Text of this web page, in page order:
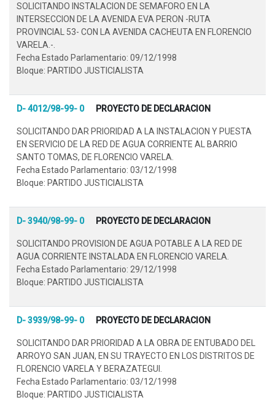
SOLICITANDO INSTALACION DE SEMAFORO EN LA
INTERSECCION DE LA AVENIDA EVA PERON -RUTA
PROVINCIAL 53- CON LA AVENIDA CACHEUTA EN FLORENCIO
VARELA.-.
Fecha Estado Parlamentario: 09/12/1998
Bloque: PARTIDO JUSTICIALISTA
D- 4012/98-99- 0 PROYECTO DE DECLARACION
SOLICITANDO DAR PRIORIDAD A LA INSTALACION Y PUESTA
EN SERVICIO DE LA RED DE AGUA CORRIENTE AL BARRIO
SANTO TOMAS, DE FLORENCIO VARELA.
Fecha Estado Parlamentario: 03/12/1998
Bloque: PARTIDO JUSTICIALISTA
D- 3940/98-99- 0 PROYECTO DE DECLARACION
SOLICITANDO PROVISION DE AGUA POTABLE A LA RED DE
AGUA CORRIENTE INSTALADA EN FLORENCIO VARELA.
Fecha Estado Parlamentario: 29/12/1998
Bloque: PARTIDO JUSTICIALISTA
D- 3939/98-99- 0 PROYECTO DE DECLARACION
SOLICITANDO DAR PRIORIDAD A LA OBRA DE ENTUBADO DEL
ARROYO SAN JUAN, EN SU TRAYECTO EN LOS DISTRITOS DE
FLORENCIO VARELA Y BERAZATEGUI.
Fecha Estado Parlamentario: 03/12/1998
Bloque: PARTIDO JUSTICIALISTA